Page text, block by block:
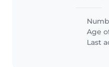
alguien
que
Age
Last